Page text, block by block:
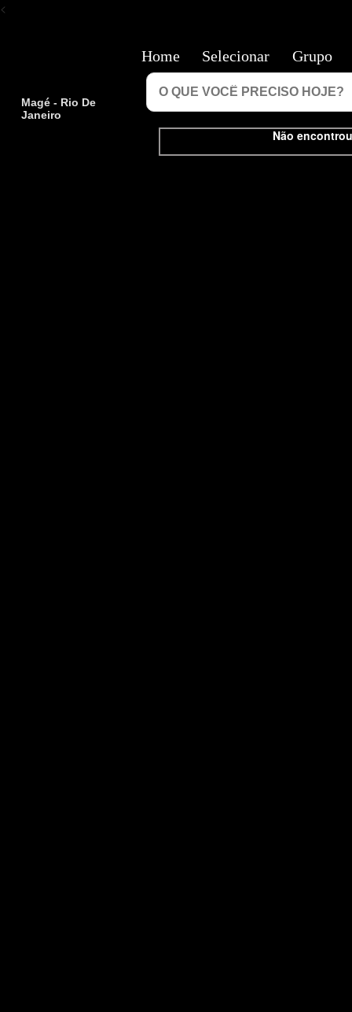
<
Magé - Rio De
Janeiro
Não
Home Selecionar Grupo